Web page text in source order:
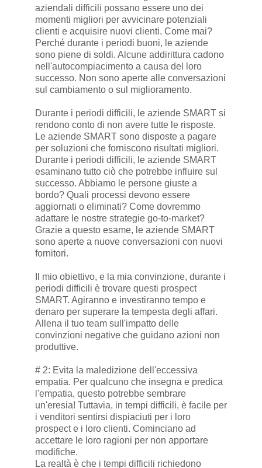
aziendali difficili possano essere uno dei
momenti migliori per avvicinare potenziali
clienti e acquisire nuovi clienti. Come mai?
Perché durante i periodi buoni, le aziende
sono piene di soldi. Alcune addirittura cadono
nell'autocompiacimento a causa del loro
successo. Non sono aperte alle conversazioni
sul cambiamento o sul miglioramento.
Durante i periodi difficili, le aziende SMART si
rendono conto di non avere tutte le risposte.
Le aziende SMART sono disposte a pagare
per soluzioni che forniscono risultati migliori.
Durante i periodi difficili, le aziende SMART
esaminano tutto ciò che potrebbe influire sul
successo. Abbiamo le persone giuste a
bordo? Quali processi devono essere
aggiornati o eliminati? Come dovremmo
adattare le nostre strategie go-to-market?
Grazie a questo esame, le aziende SMART
sono aperte a nuove conversazioni con nuovi
fornitori.
Il mio obiettivo, e la mia convinzione, durante i
periodi difficili è trovare questi prospect
SMART. Agiranno e investiranno tempo e
denaro per superare la tempesta degli affari.
Allena il tuo team sull'impatto delle
convinzioni negative che guidano azioni non
produttive.
# 2: Evita la maledizione dell'eccessiva
empatia. Per qualcuno che insegna e predica
l'empatia, questo potrebbe sembrare
un'eresia! Tuttavia, in tempi difficili, è facile per
i venditori sentirsi dispiaciuti per i loro
prospect e i loro clienti. Cominciano ad
accettare le loro ragioni per non apportare
modifiche.
La realtà è che i tempi difficili richiedono